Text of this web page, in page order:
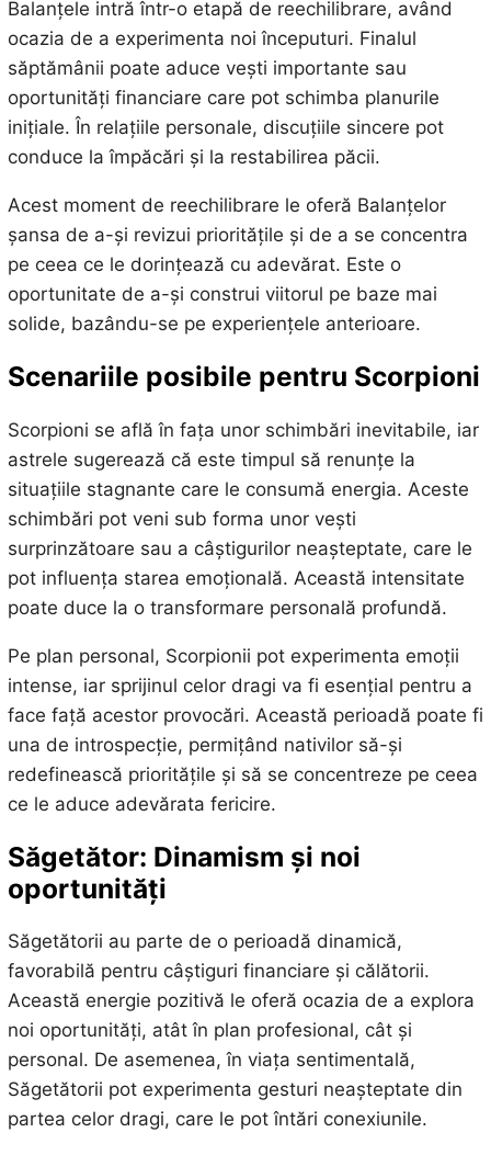
Balanțele intră într-o etapă de reechilibrare, având
ocazia de a experimenta noi începuturi. Finalul
săptămânii poate aduce vești importante sau
oportunități financiare care pot schimba planurile
inițiale. În relațiile personale, discuțiile sincere pot
conduce la împăcări și la restabilirea păcii.
Acest moment de reechilibrare le oferă Balanțelor
șansa de a-și revizui prioritățile și de a se concentra
pe ceea ce le dorințează cu adevărat. Este o
oportunitate de a-și construi viitorul pe baze mai
solide, bazându-se pe experiențele anterioare.
Scenariile posibile pentru Scorpioni
Scorpioni se află în fața unor schimbări inevitabile, iar
astrele sugerează că este timpul să renunțe la
situațiile stagnante care le consumă energia. Aceste
schimbări pot veni sub forma unor vești
surprinzătoare sau a câștigurilor neașteptate, care le
pot influența starea emoțională. Această intensitate
poate duce la o transformare personală profundă.
Pe plan personal, Scorpionii pot experimenta emoții
intense, iar sprijinul celor dragi va fi esențial pentru a
face față acestor provocări. Această perioadă poate fi
una de introspecție, permițând nativilor să-și
redefinească prioritățile și să se concentreze pe ceea
ce le aduce adevărata fericire.
Săgetător: Dinamism și noi
oportunități
Săgetătorii au parte de o perioadă dinamică,
favorabilă pentru câștiguri financiare și călătorii.
Această energie pozitivă le oferă ocazia de a explora
noi oportunități, atât în plan profesional, cât și
personal. De asemenea, în viața sentimentală,
Săgetătorii pot experimenta gesturi neașteptate din
partea celor dragi, care le pot întări conexiunile.